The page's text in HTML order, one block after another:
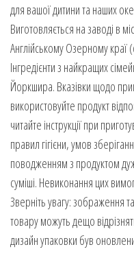
для вашої дитини та наших
Виготовляється на заводі в
Англійському Озерному краї
Інгредієнти з найкращих
Йоркшира. Вказівки щодо
використовуйте продукт
читайте інструкції при
правил гігієни, умов
поводженням з продуктом
суміші. Невиконання цих
Зверніть увагу: зображення
товару можуть дещо
дизайн упаковки був